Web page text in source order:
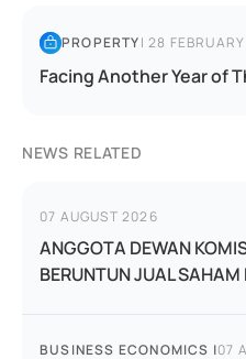
PROPERTY|28
Facing Another Year of
NEWS RELATED
07 AUGUST 2026
ANGGOTA DEWAN
BERUNTUN JUAL SAHAM
BUSINESS ECONOMICS |07